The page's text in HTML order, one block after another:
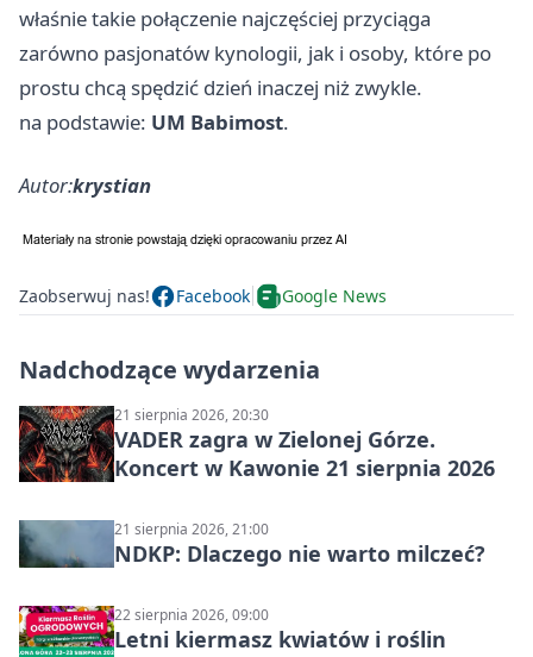
właśnie takie połączenie najczęściej przyciąga
zarówno pasjonatów kynologii, jak i osoby, które po
prostu chcą spędzić dzień inaczej niż zwykle.
na podstawie: UM Babimost.
Autor:krystian
Zaobserwuj nas! Facebook Google News
Nadchodzące wydarzenia
21 sierpnia 2026, 20:30
VADER zagra w Zielonej Górze.
Koncert w Kawonie 21 sierpnia 2026
21 sierpnia 2026, 21:00
NDKP: Dlaczego nie warto milczeć?
22 sierpnia 2026, 09:00
Letni kiermasz kwiatów i roślin